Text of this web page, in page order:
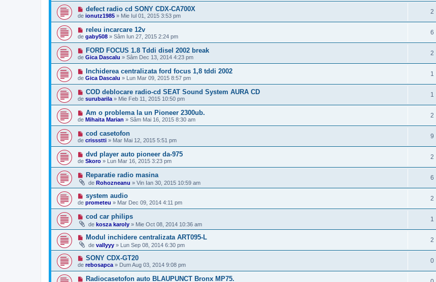
defect radio cd SONY CDX-CA700X
de ionutz1985 » Mie Iul 01, 2015 3:53 pm
2
releu incarcare 12v
de gaby508 » Sâm Iun 27, 2015 2:24 pm
6
FORD FOCUS 1.8 Tddi disel 2002 break
de Gica Dascalu » Sâm Dec 13, 2014 4:23 pm
2
Inchiderea centralizata ford focus 1,8 tddi 2002
de Gica Dascalu » Lun Mar 09, 2015 8:57 pm
1
COD deblocare radio-cd SEAT Sound System AURA CD
de surubarila » Mie Feb 11, 2015 10:50 pm
1
Am o problema la un Pioneer 2300ub.
de Mihaita Marian » Sâm Mai 16, 2015 8:30 am
2
cod casetofon
de crissstti » Mar Mai 12, 2015 5:51 pm
9
dvd player auto pioneer da-975
de Skoro » Lun Mar 16, 2015 3:23 pm
2
Reparatie radio masina
de Rohozneanu » Vin Ian 30, 2015 10:59 am
6
system audio
de prometeu » Mar Dec 09, 2014 4:11 pm
2
cod car philips
de kosza karoly » Mie Oct 08, 2014 10:36 am
1
Modul inchidere centralizata ART095-L
de vallyyy » Lun Sep 08, 2014 6:30 pm
2
SONY CDX-GT20
de rebosapca » Dum Aug 03, 2014 9:08 pm
0
Radiocasetofon auto BLAUPUNCT Bronx MP75.